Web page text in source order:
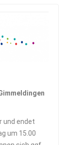
und endet
um 15.00